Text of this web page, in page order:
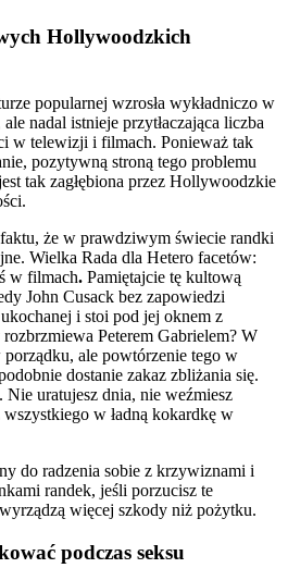
Hollywoodzkich
popularnej wzrosła wykładniczo w
nadal istnieje przytłaczająca liczba
w telewizji i filmach. Ponieważ tak
pozytywną stroną tego problemu
tak zagłębiona przez Hollywoodzkie
że w prawdziwym świecie randki
Wielka Rada dla Hetero facetów:
w filmach. Pamiętajcie tę kultową
John Cusack bez zapowiedzi
i stoi pod jej oknem z
Peterem Gabrielem? W
ale powtórzenie tego w
dostanie zakaz zbliżania się.
uratujesz dnia, nie weźmiesz
w ładną kokardkę w
do radzenia sobie z krzywiznami i
randek, jeśli porzucisz te
więcej szkody niż pożytku.
podczas seksu